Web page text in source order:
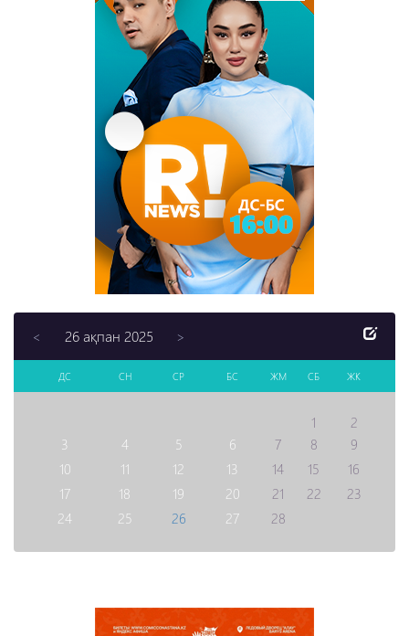
< 26 ақпан 2025 >
ДС СН СР БС ЖМ СБ ЖК
1
2
3
4 5 6 7 8
9
10
11 12 13 14 15
16
17
18 19 20 21 22
23
24
25 26 27 28